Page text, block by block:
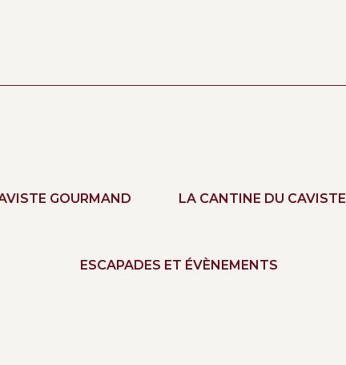
GOURMAND LA CANTINE DU CAVISTE
ESCAPADES ET ÉVÈNEMENTS